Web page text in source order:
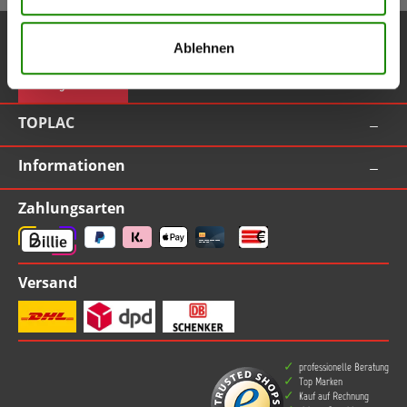
Ablehnen
Service-Hotline
TOPLAC
Informationen
Zahlungsarten
Versand
professionelle Beratung
Top Marken
Kauf auf Rechnung